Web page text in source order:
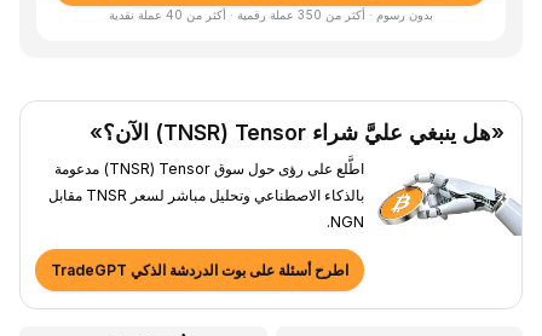
بدون رسوم · أكثر من 350 عملة رقمية · أكثر من 40 عملة نقدية
«هل ينبغي عليَّ شراء Tensor ‏(TNSR) الآن؟»
اطَّلع على رؤى حول سوق Tensor ‏(TNSR) مدعومة
بالذكاء الاصطناعي وتحليل مباشر لسعر TNSR مقابل
NGN.
اطرح أسئلة على بوت الدردشة الذكي TradeGPT